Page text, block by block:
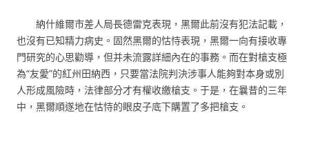
納什維爾市差人局長德雷克表現，黑爾此前沒有犯法記載，
也沒有已知精力病史。固然黑爾的怙恃表現，黑爾一向有接收專
門研究的心思勸導，但并未流露詳細內在的事務。而在對槍支極
為“友愛”的紅州田納西，只要當法院判決涉事人能夠對本身或別
人形成風險時，法律部分才有權收繳槍支。于是，在曩昔的三年
中，黑爾順遂地在怙恃的眼皮子底下購置了多把槍支。